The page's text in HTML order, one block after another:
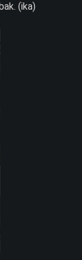
(ika)